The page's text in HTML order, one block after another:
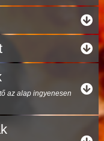
az alap ingyenesen